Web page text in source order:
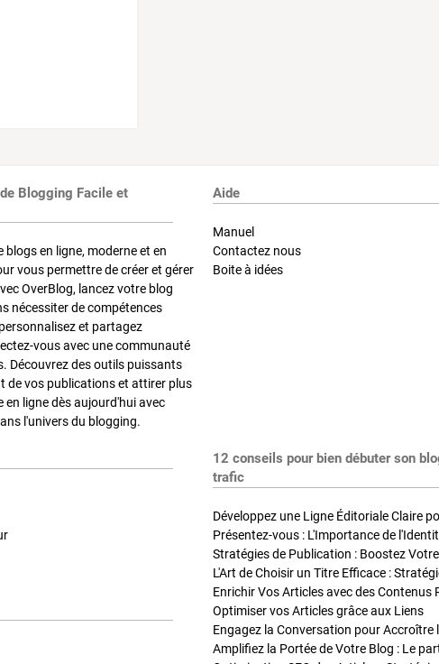
Blogging Facile et
en ligne, moderne et en
vous permettre de créer et gérer
OverBlog, lancez votre blog
nécessiter de compétences
et partagez
vous avec une communauté
Découvrez des outils puissants
de vos publications et attirer plus
en ligne dès aujourd'hui avec
l'univers du blogging.
Aide
Manuel
Contactez nous
Boite à idées
12 conseils pour bien débuter son
trafic
Développez une Ligne Éditoriale Claire
Présentez-vous : L'Importance de
L'Art de Choisir un Titre Efficace :
Optimiser vos Articles grâce aux Liens
Engagez la Conversation pour Accroître
Amplifiez la Portée de Votre Blog : Le